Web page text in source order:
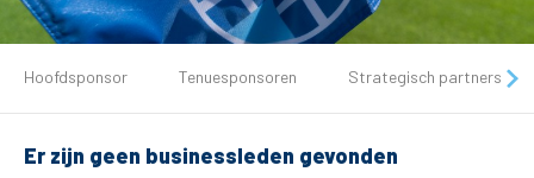
Tickets
Matchdays
Hoofdsponsor Tenuesponsoren Strategisch partners
Er zijn geen businessleden gevonden